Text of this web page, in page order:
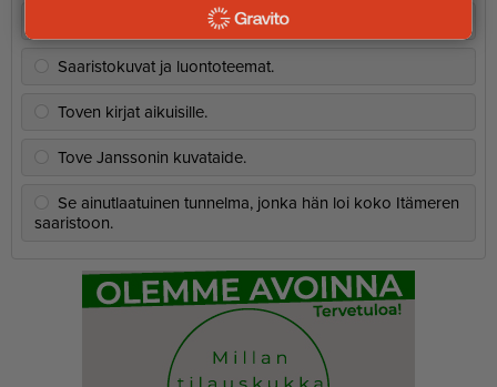
Muumit ja niiden viisaudet.
Saaristokuvat ja luontoteemat.
Toven kirjat aikuisille.
Tove Janssonin kuvataide.
Se ainutlaatuinen tunnelma, jonka hän loi koko Itämeren
saaristoon.